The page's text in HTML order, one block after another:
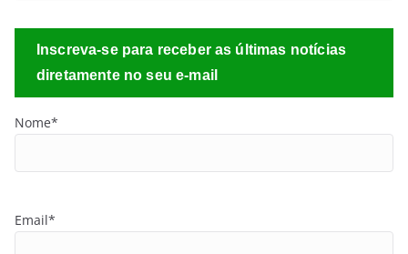
Inscreva-se para receber as últimas notícias
diretamente no seu e-mail
Nome*
Email*